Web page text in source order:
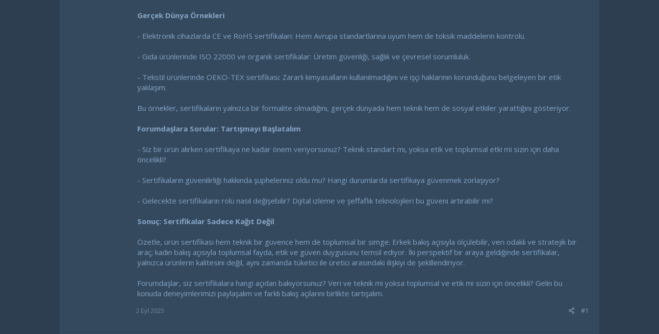
Gerçek Dünya Örnekleri
- Elektronik cihazlarda CE ve RoHS sertifikaları: Hem Avrupa standartlarına uyum hem de toksik maddelerin kontrolü.
- Gıda ürünlerinde ISO 22000 ve organik sertifikalar: Üretim güvenliği, sağlık ve çevresel sorumluluk.
- Tekstil ürünlerinde OEKO-TEX sertifikası: Zararlı kimyasalların kullanılmadığını ve işçi haklarının korunduğunu belgeleyen bir etik
yaklaşım.
Bu örnekler, sertifikaların yalnızca bir formalite olmadığını, gerçek dünyada hem teknik hem de sosyal etkiler yarattığını gösteriyor.
Forumdaşlara Sorular: Tartışmayı Başlatalım
- Siz bir ürün alırken sertifikaya ne kadar önem veriyorsunuz? Teknik standart mı, yoksa etik ve toplumsal etki mi sizin için daha
öncelikli?
- Sertifikaların güvenilirliği hakkında şüpheleriniz oldu mu? Hangi durumlarda sertifikaya güvenmek zorlaşıyor?
- Gelecekte sertifikaların rolü nasıl değişebilir? Dijital izleme ve şeffaflık teknolojileri bu güveni artırabilir mi?
Sonuç: Sertifikalar Sadece Kağıt Değil
Özetle, ürün sertifikası hem teknik bir güvence hem de toplumsal bir simge. Erkek bakış açısıyla ölçülebilir, veri odaklı ve stratejik bir
araç; kadın bakış açısıyla toplumsal fayda, etik ve güven duygusunu temsil ediyor. İki perspektif bir araya geldiğinde sertifikalar,
yalnızca ürünlerin kalitesini değil, aynı zamanda tüketici ile üretici arasındaki ilişkiyi de şekillendiriyor.
Forumdaşlar, siz sertifikalara hangi açıdan bakıyorsunuz? Veri ve teknik mi yoksa toplumsal ve etik mi sizin için öncelikli? Gelin bu
konuda deneyimlerimizi paylaşalım ve farklı bakış açılarını birlikte tartışalım.
#1
2 Eyl 2025